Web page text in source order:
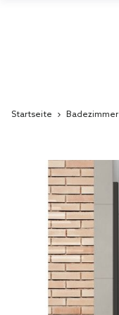
Startseite Badezimmer